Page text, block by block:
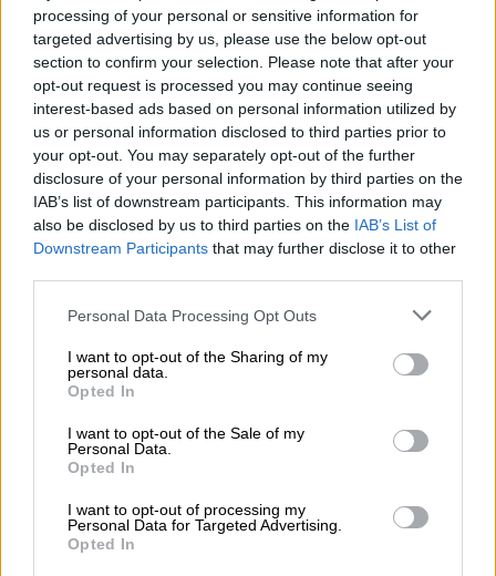
processing of your personal or sensitive information for
targeted advertising by us, please use the below opt-out
section to confirm your selection. Please note that after your
opt-out request is processed you may continue seeing
interest-based ads based on personal information utilized by
us or personal information disclosed to third parties prior to
your opt-out. You may separately opt-out of the further
disclosure of your personal information by third parties on the
IAB’s list of downstream participants. This information may
also be disclosed by us to third parties on the IAB’s List of
Downstream Participants that may further disclose it to other
Personal Data Processing Opt Outs
I want to opt-out of the Sharing of my
personal data.
Opted In
I want to opt-out of the Sale of my
Personal Data.
Opted In
I want to opt-out of processing my
Personal Data for Targeted Advertising.
Opted In
Gunther, el gerente del Central Perk, el café
que el grupo de amigos conformado por Rachel
(Jennifer Aniston), Monica (Courteney Cox),
Phoebe (Lisa Kudrow), Joey (Matt LeBlanc),
Chandler (Matthew Perry) y Ross (David
Schwimmer) visitaba con frecuencia.
Warner Bros. Television mourns the loss of
James Michael Tyler, a beloved actor and
integral part of our FRIENDS family. Our
James Michael Tyler Friends